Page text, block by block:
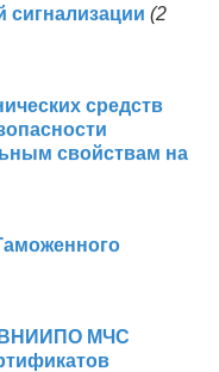
сигнализации (2
средств
свойствам на
МЧС